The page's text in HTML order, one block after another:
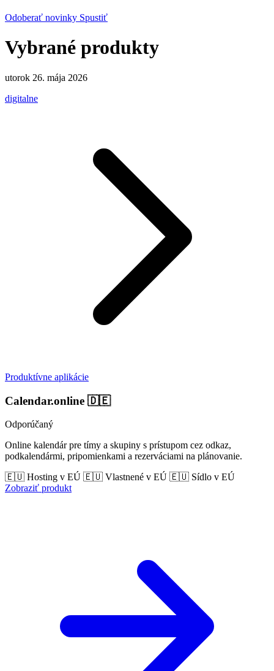
Odoberať novinky Spustiť
Vybrané produkty
utorok 26. mája 2026
digitalne
Produktívne aplikácie
Calendar.online 🇩🇪
Odporúčaný
Online kalendár pre tímy a skupiny s prístupom cez odkaz,
podkalendármi, pripomienkami a rezerváciami na plánovanie.
🇪🇺 Hosting v EÚ 🇪🇺 Vlastnené v EÚ 🇪🇺 Sídlo v EÚ
Zobraziť produkt